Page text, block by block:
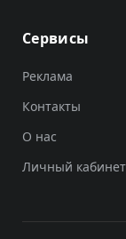
Сервисы
Реклама
Контакты
О нас
Личный кабинет